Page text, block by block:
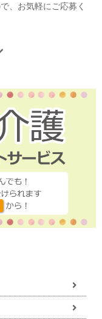
、お気軽にご応募く